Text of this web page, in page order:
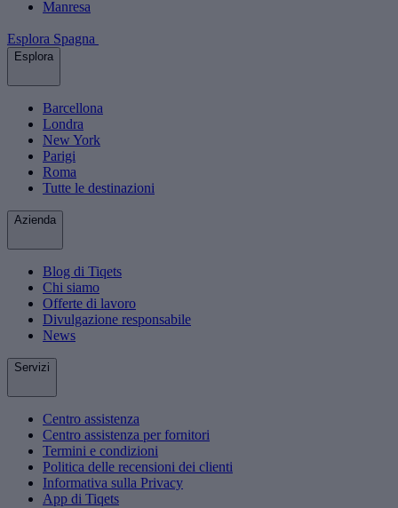
Manresa
Esplora Spagna
Esplora
Barcellona
Londra
New York
Parigi
Roma
Tutte le destinazioni
Azienda
Blog di Tiqets
Chi siamo
Offerte di lavoro
Divulgazione responsabile
News
Servizi
Centro assistenza
Centro assistenza per fornitori
Termini e condizioni
Politica delle recensioni dei clienti
Informativa sulla Privacy
App di Tiqets